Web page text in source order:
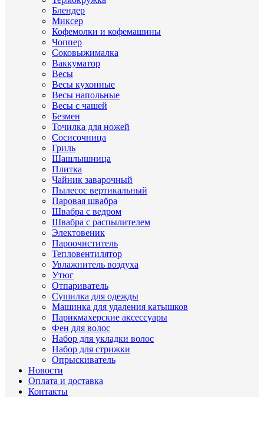
Блендер
Миксер
Кофемолки и кофемашины
Чоппер
Соковыжималка
Ваккуматор
Весы
Весы кухонные
Весы напольные
Весы с чашей
Безмен
Точилка для ножей
Сосисочница
Гриль
Шашлышница
Плитка
Чайник заварочный
Пылесос вертикальный
Паровая швабра
Швабра с ведром
Швабра с распылителем
Электовеник
Пароочиститель
Тепловентилятор
Увлажнитель воздуха
Утюг
Отпариватель
Сушилка для одежды
Машинка для удаления катышков
Парикмахерские аксессуары
Фен для волос
Набор для укладки волос
Набор для стрижки
Опрыскиватель
Новости
Оплата и доставка
Контакты